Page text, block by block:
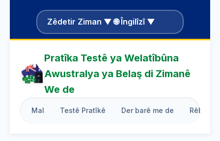
Zêdetir Ziman ▼ 🌐 Îngilîzî ▼
Pratîka Testê ya Welatîbûna
Awustralya ya Belaş di Zimanê
We de
Mal Testê Pratîkê Der barê me de Rêberê